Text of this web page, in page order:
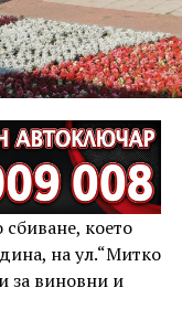
което
на ул.“Митко
за виновни и